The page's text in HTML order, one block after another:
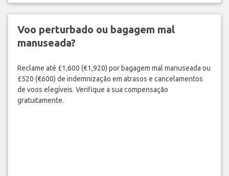
Voo perturbado ou bagagem mal
manuseada?
Reclame até £1,600 (€1,920) por bagagem mal manuseada ou
£520 (€600) de indemnização em atrasos e cancelamentos
de voos elegíveis. Verifique a sua compensação
gratuitamente.